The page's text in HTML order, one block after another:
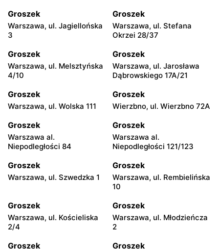
Groszek
Warszawa, ul. Jagiellońska
3
Groszek
Warszawa, ul. Stefana
Okrzei 28/37
Groszek
Warszawa, ul. Melsztyńska
4/10
Groszek
Warszawa, ul. Jarosława
Dąbrowskiego 17A/21
Groszek
Warszawa, ul. Wolska 111
Groszek
Wierzbno, ul. Wierzbno 72A
Groszek
Warszawa al.
Niepodległości 84
Groszek
Warszawa al.
Niepodległości 121/123
Groszek
Warszawa, ul. Szwedzka 1
Groszek
Warszawa, ul. Rembielińska
10
Groszek
Warszawa, ul. Kościeliska
2/4
Groszek
Warszawa, ul. Młodzieńcza
2
Groszek Groszek